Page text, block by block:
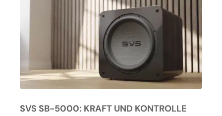
SVS SB-5000: KRAFT UND KONTROLLE